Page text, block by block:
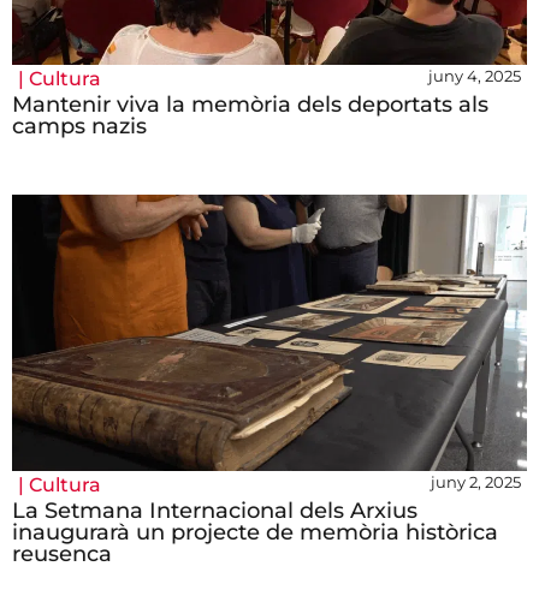
| Cultura juny 4, 2025
Mantenir viva la memòria dels deportats als
camps nazis
| Cultura juny 2, 2025
La Setmana Internacional dels Arxius
inaugurarà un projecte de memòria històrica
reusenca